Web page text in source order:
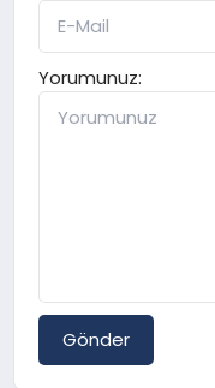
Yorumunuz:
Gönder